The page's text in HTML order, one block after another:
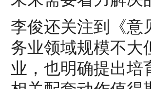
李俊还关注到《意
务业领域规模不大
业，也明确提出培